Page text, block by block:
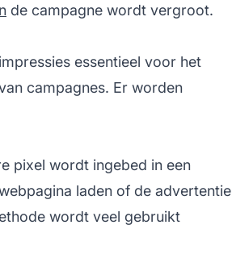
de campagne wordt vergroot.
essentieel voor het
campagnes. Er worden
pixel wordt ingebed in een
laden of de advertentie
wordt veel gebruikt